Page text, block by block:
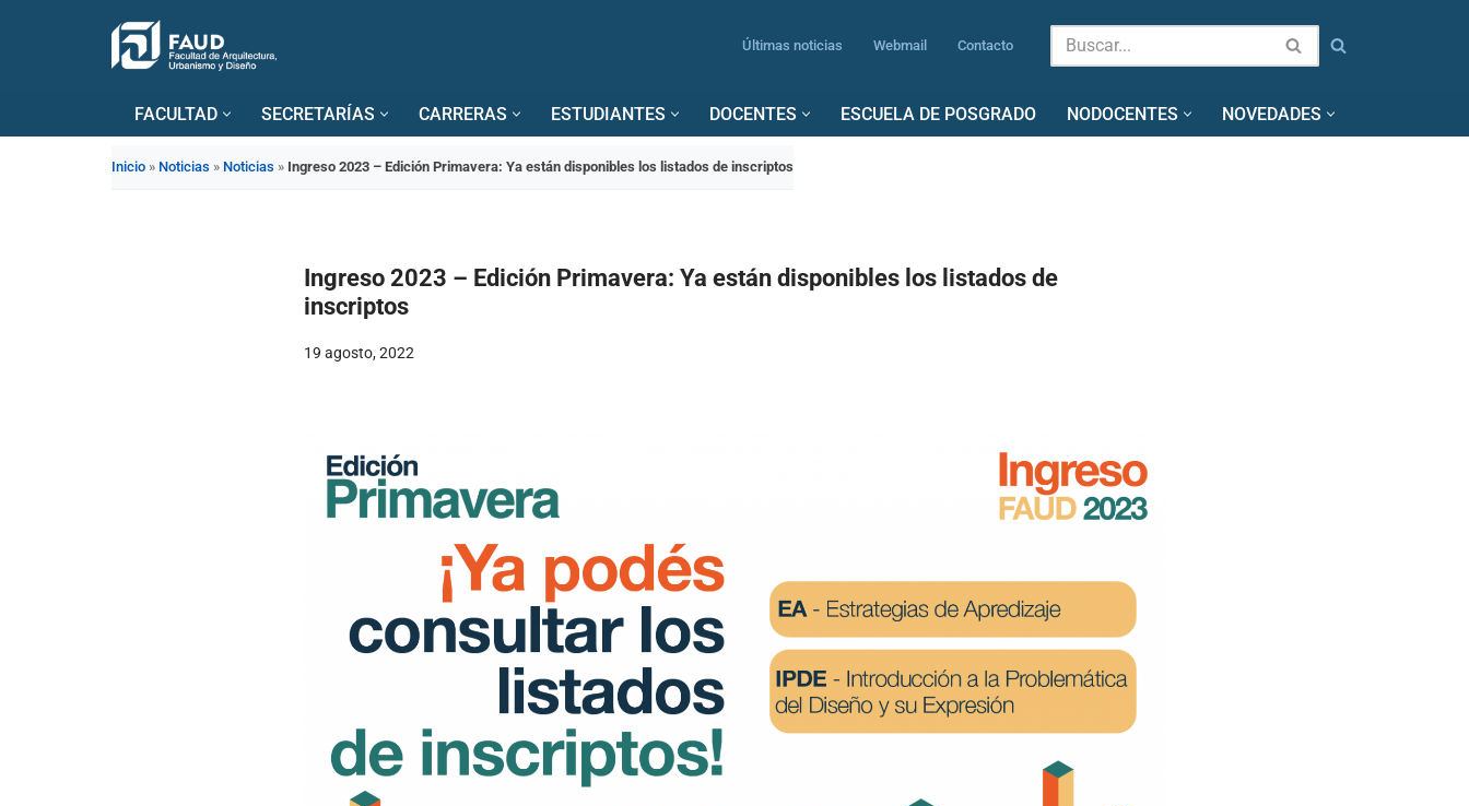
Últimas noticias Webmail Contacto
FACULTAD SECRETARÍAS CARRERAS ESTUDIANTES DOCENTES ESCUELA DE POSGRADO NODOCENTES NOVEDADES
Inicio » Noticias » Noticias » Ingreso 2023 – Edición Primavera: Ya están disponibles los listados de inscriptos
Ingreso 2023 – Edición Primavera: Ya están disponibles los listados de
inscriptos
19 agosto, 2022